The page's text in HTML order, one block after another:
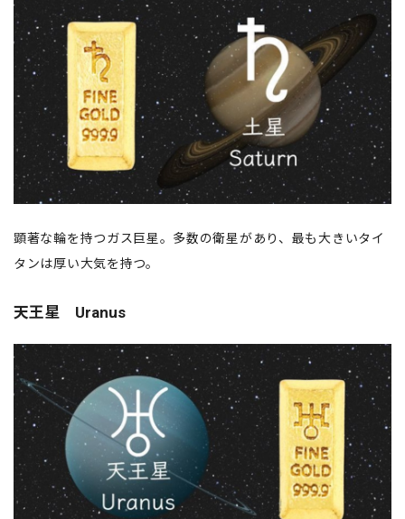
顕著な輪を持つガス巨星。多数の衛星があり、最も大きいタイ
タンは厚い大気を持つ。
天王星 Uranus